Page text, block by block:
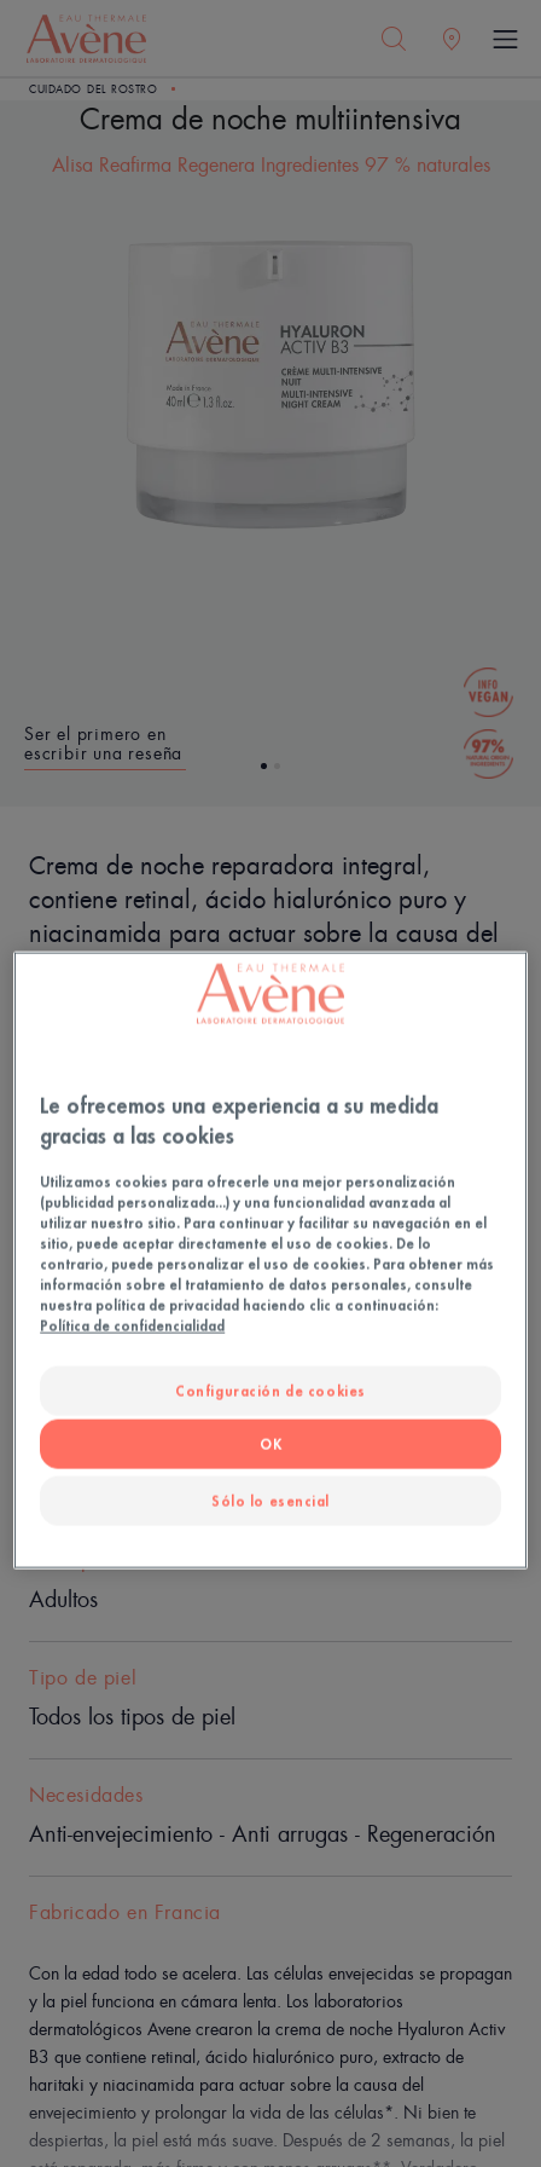
CUIDADO DEL ROSTRO
Crema de noche multiintensiva
Alisa Reafirma Regenera Ingredientes 97 % naturales
Ser el primero en
escribir una reseña
Crema de noche reparadora integral,
contiene retinal, ácido hialurónico puro y
niacinamida para actuar sobre la causa del
envejecimiento*. Piel más firme, menos
Actúa sobre la causa del envejecimiento*
*Prueba in vitro
Alisa
Reafirma
Ingredientes 97 % naturales
Tarro de bomba
Ideal para
Adultos
Tipo de piel
Todos los tipos de piel
Necesidades
Anti-envejecimiento - Anti arrugas - Regeneración
Fabricado en Francia
Con la edad todo se acelera. Las células envejecidas se propagan
y la piel funciona en cámara lenta. Los laboratorios
dermatológicos Avene crearon la crema de noche Hyaluron Activ
B3 que contiene retinal, ácido hialurónico puro, extracto de
haritaki y niacinamida para actuar sobre la causa del
envejecimiento y prolongar la vida de las células*. Ni bien te
despiertas, la piel está más suave. Después de 2 semanas, la piel
Le ofrecemos una experiencia a su medida
gracias a las cookies
Utilizamos cookies para ofrecerle una mejor personalización
(publicidad personalizada...) y una funcionalidad avanzada al
utilizar nuestro sitio. Para continuar y facilitar su navegación en el
sitio, puede aceptar directamente el uso de cookies. De lo
contrario, puede personalizar el uso de cookies. Para obtener más
información sobre el tratamiento de datos personales, consulte
nuestra política de privacidad haciendo clic a continuación:
Política de confidencialidad
Configuración de cookies
Sólo lo esencial
OK